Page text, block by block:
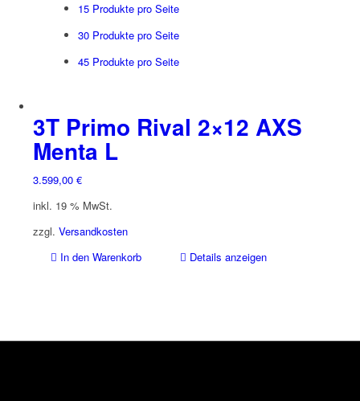
15 Produkte pro Seite
30 Produkte pro Seite
45 Produkte pro Seite
3T Primo Rival 2×12 AXS
Menta L
3.599,00 €
inkl. 19 % MwSt.
zzgl. Versandkosten
In den Warenkorb
Details anzeigen